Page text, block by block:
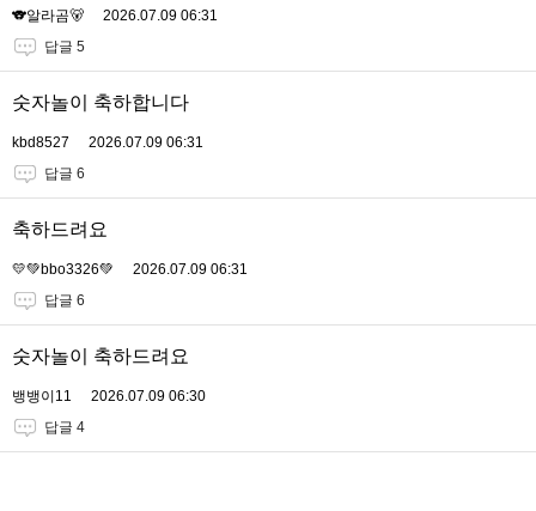
🐨알라곰🐻
2026.07.09 06:31
답글 5
숫자놀이 축하합니다
kbd8527
2026.07.09 06:31
답글 6
축하드려요
💛💚bbo3326💚
2026.07.09 06:31
답글 6
숫자놀이 축하드려요
뱅뱅이11
2026.07.09 06:30
답글 4